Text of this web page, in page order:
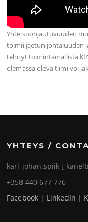
Yhteisöohjautuvuuden
toimii jaetun johtajuuden
tehnyt toimintamallista
olemassa oleva tiimi voi
YHTEYS /
karl-johan.spiik [
+358 440 677 776
Facebook | LinkedIn |